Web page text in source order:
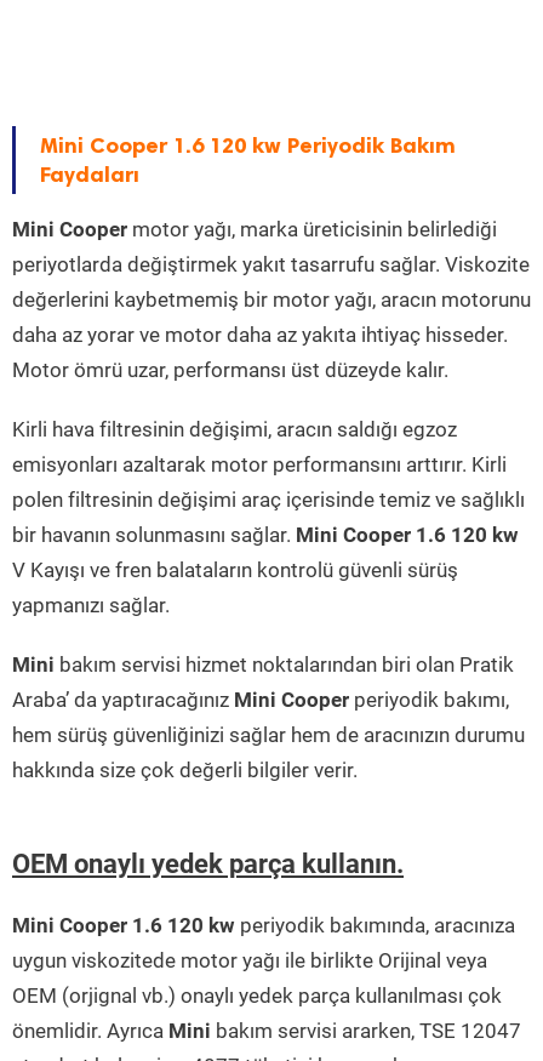
Mini Cooper 1.6 120 kw Periyodik Bakım
Faydaları
Mini Cooper motor yağı, marka üreticisinin belirlediği
periyotlarda değiştirmek yakıt tasarrufu sağlar. Viskozite
değerlerini kaybetmemiş bir motor yağı, aracın motorunu
daha az yorar ve motor daha az yakıta ihtiyaç hisseder.
Motor ömrü uzar, performansı üst düzeyde kalır.
Kirli hava filtresinin değişimi, aracın saldığı egzoz
emisyonları azaltarak motor performansını arttırır. Kirli
polen filtresinin değişimi araç içerisinde temiz ve sağlıklı
bir havanın solunmasını sağlar. Mini Cooper 1.6 120 kw
V Kayışı ve fren balataların kontrolü güvenli sürüş
yapmanızı sağlar.
Mini bakım servisi hizmet noktalarından biri olan Pratik
Araba’ da yaptıracağınız Mini Cooper periyodik bakımı,
hem sürüş güvenliğinizi sağlar hem de aracınızın durumu
hakkında size çok değerli bilgiler verir.
OEM onaylı yedek parça kullanın.
Mini Cooper 1.6 120 kw periyodik bakımında, aracınıza
uygun viskozitede motor yağı ile birlikte Orijinal veya
OEM (orjignal vb.) onaylı yedek parça kullanılması çok
önemlidir. Ayrıca Mini bakım servisi ararken, TSE 12047